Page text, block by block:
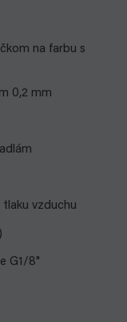
na farbu s
0,2 mm
vzduchu
G1/8"